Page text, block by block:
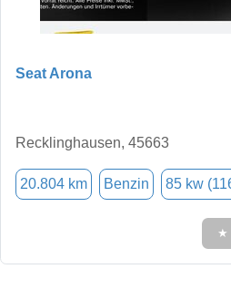
Seat Arona
Recklinghausen, 45663
20.804 km Benzin 85 kw
★